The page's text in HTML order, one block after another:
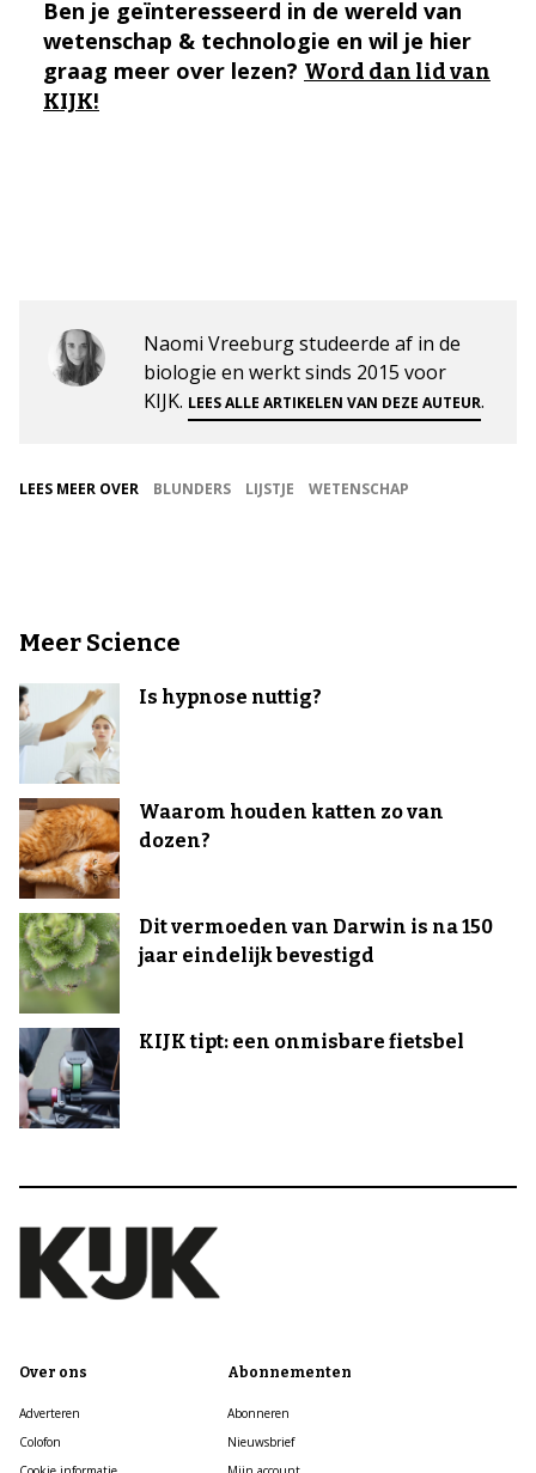
Ben je geïnteresseerd in de wereld van
wetenschap & technologie en wil je hier
graag meer over lezen? Word dan lid van
KIJK!
Naomi Vreeburg studeerde af in de
biologie en werkt sinds 2015 voor
KIJK. LEES ALLE ARTIKELEN VAN DEZE AUTEUR.
LEES MEER OVER BLUNDERS LIJSTJE WETENSCHAP
Meer Science
Is hypnose nuttig?
Waarom houden katten zo van
dozen?
Dit vermoeden van Darwin is na 150
jaar eindelijk bevestigd
KIJK tipt: een onmisbare fietsbel
Over ons
Adverteren
Colofon
Abonnementen
Abonneren
Nieuwsbrief